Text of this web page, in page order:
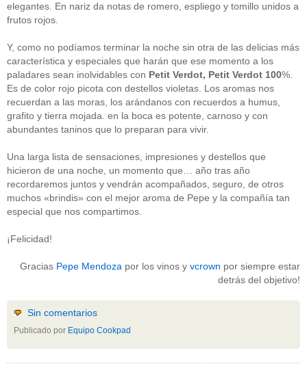
elegantes. En nariz da notas de romero, espliego y tomillo unidos a
frutos rojos.
Y, como no podíamos terminar la noche sin otra de las delicias más
característica y especiales que harán que ese momento a los
paladares sean inolvidables con Petit Verdot, Petit Verdot 100%.
Es de color rojo picota con destellos violetas. Los aromas nos
recuerdan a las moras, los arándanos con recuerdos a humus,
grafito y tierra mojada. en la boca es potente, carnoso y con
abundantes taninos que lo preparan para vivir.
Una larga lista de sensaciones, impresiones y destellos que
hicieron de una noche, un momento que… año tras año
recordaremos juntos y vendrán acompañados, seguro, de otros
muchos «brindis» con el mejor aroma de Pepe y la compañía tan
especial que nos compartimos.
¡Felicidad!
Gracias Pepe Mendoza por los vinos y vcrown por siempre estar
detrás del objetivo!
Sin comentarios
Publicado por Equipo Cookpad